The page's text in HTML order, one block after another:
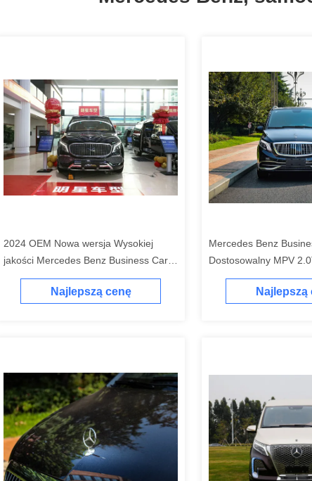
2024 OEM Nowa wersja Wysokiej
jakości Mercedes Benz Business Car
Benzyna Benzyna Paliwo Samochód
Najlepszą cenę
Mercedes Benz
Dostosowalny MPV
Benzyna Paliwo 211Ps
Nowy samochódNajlepszą